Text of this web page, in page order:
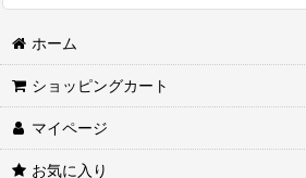
ホーム
ショッピングカート
マイページ
お気に入り